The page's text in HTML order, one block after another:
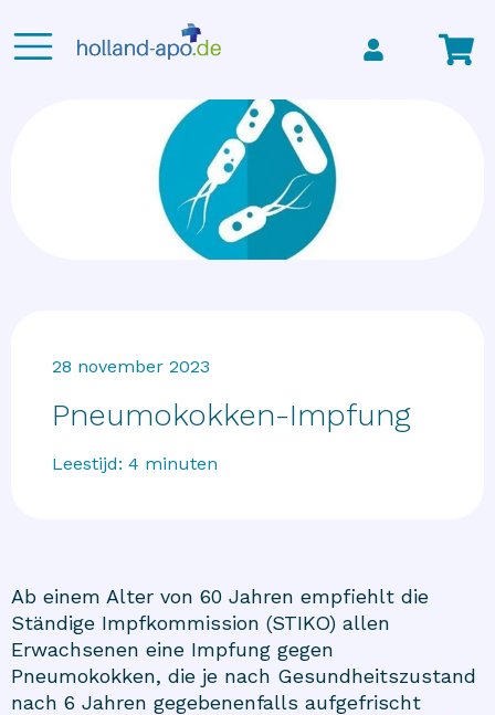
28 november 2023
Pneumokokken-Impfung
Leestijd:4 minuten
Ab einem Alter von 60 Jahren empfiehlt die
Ständige Impfkommission (STIKO) allen
Erwachsenen eine Impfung gegen
Pneumokokken, die je nach Gesundheitszustand
nach 6 Jahren gegebenenfalls aufgefrischt